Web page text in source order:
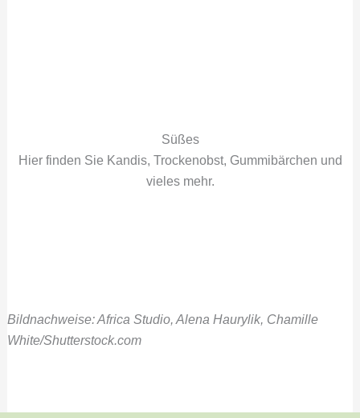
Süßes
Hier finden Sie Kandis, Trockenobst, Gummibärchen und
vieles mehr.
Bildnachweise: Africa Studio, Alena Haurylik, Chamille
White/Shutterstock.com